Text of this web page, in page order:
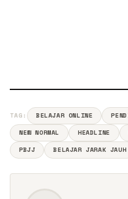
TAG: BELAJAR ONLINE
NEW NORMAL
HEADLINE
PBJJ
BELAJAR JARAK JAUH